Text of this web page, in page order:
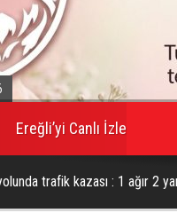
Ereğli’yi Canlı İzle
trafik kazası : 1 ağır 2